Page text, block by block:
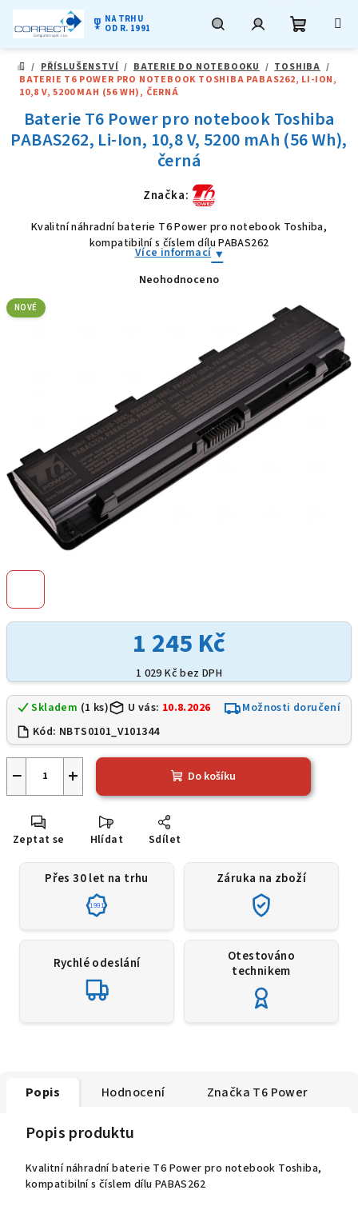
obsah
military_tech NA TRHU
OD R. 1991
DOMŮ
/ PŘÍSLUŠENSTVÍ / BATERIE DO NOTEBOOKU / TOSHIBA /
BATERIE T6 POWER PRO NOTEBOOK TOSHIBA PABAS262, LI-ION,
10,8 V, 5200 MAH (56 WH), ČERNÁ
1 245 Kč
1 029 Kč bez DPH
Skladem (1 ks) U vás: 10.8.2026
Možnosti doručení
Kód: NBTS0101_V101344
+
− Do košíku
Zeptat se Hlídat Sdílet
Baterie T6 Power pro notebook Toshiba
PABAS262, Li-Ion, 10,8 V, 5200 mAh (56 Wh),
černá
Značka:
Kvalitní náhradní baterie T6 Power pro notebook Toshiba,
kompatibilní s číslem dílu PABAS262
Více informací
Průměrné
Neohodnoceno
NOVÉ
Přes 30 let na trhu
1991
Záruka na zboží
Rychlé odeslání
Otestováno
technikem
Popis Hodnocení Značka T6 Power
Popis produktu
Kvalitní náhradní baterie T6 Power pro notebook Toshiba,
kompatibilní s číslem dílu PABAS262